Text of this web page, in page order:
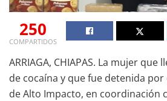
250
COMPARTIDOS
ARRIAGA, CHIAPAS. La mujer que
de cocaína y que fue detenida por
de Alto Impacto, en coordinación